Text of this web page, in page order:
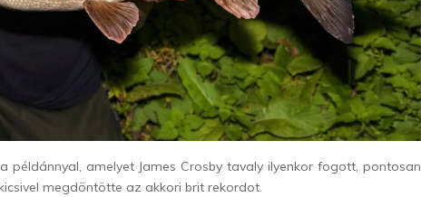
példánnyal, amelyet James Crosby tavaly ilyenkor fogott, pontosan
megdöntötte az akkori brit rekordot.